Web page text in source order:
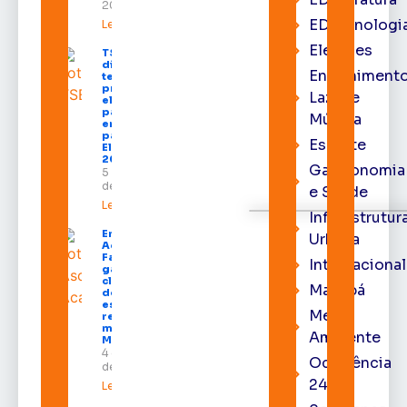
2026
Leia mais »
TSE define
divisão do
tempo de
propaganda
eleitoral e
participação
em debates
para as
Eleições
2026
5 de agosto
de 2026
Leia mais »
Emenda de
Acácio
Favacho
garante
climatização
de todas as
escolas da
rede
municipal de
Macapá
4 de agosto
de 2026
Leia mais »
Eleições
Lazer e
Música
Esporte
Gastronomia
e Saúde
Urbana
Internacional
Macapá
Meio
Ambiente
Ocorrência
24h